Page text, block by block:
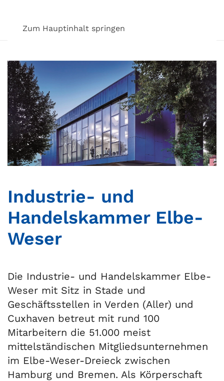
Zum Hauptinhalt springen
Industrie- und
Handelskammer Elbe-
Weser
Die Industrie- und Handelskammer Elbe-
Weser mit Sitz in Stade und
Geschäftsstellen in Verden (Aller) und
Cuxhaven betreut mit rund 100
Mitarbeitern die 51.000 meist
mittelständischen Mitgliedsunternehmen
im Elbe-Weser-Dreieck zwischen
Hamburg und Bremen. Als Körperschaft